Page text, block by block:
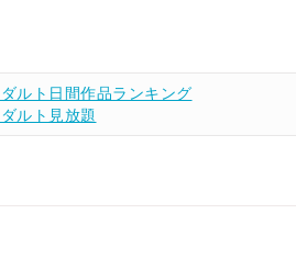
ルト日間作品ランキング
ルト見放題